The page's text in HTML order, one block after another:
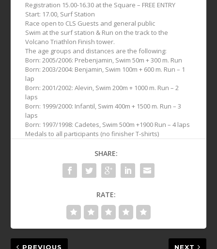
Registration 15.00-16.30 at the Square – FREE ENTRY
Start: 17.00, Surf Station
Race open to CLS Guests and general public
Swim at the surf station & Run on the track to the
Volcano Triathlon Finish tower.
The age groups and distances are the following:
Born: 2005/2006: Prebenjamin, Swim 50m + 300 m. Run
Born: 2003/2004: Benjamin, Swim 100m + 600 m. Run – 1
lap
Born: 2001/2002: Alevin, Swim 200m + 1000 m. Run – 2
laps
Born: 1999/2000: Infantil, Swim 400m + 1500 m. Run – 3
laps
Born: 1997/1998: Cadetes, Swim 500m +1900 Run – 4 laps
Medals to all participants (no finisher T-shirts)
SHARE:
RATE:
PREVIOUS NEXT